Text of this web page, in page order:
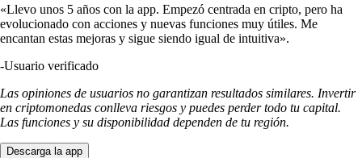
«Llevo unos 5 años con la app. Empezó centrada en cripto, pero ha
evolucionado con acciones y nuevas funciones muy útiles. Me
encantan estas mejoras y sigue siendo igual de intuitiva».
-Usuario verificado
Las opiniones de usuarios no garantizan resultados similares. Invertir
en criptomonedas conlleva riesgos y puedes perder todo tu capital.
Las funciones y su disponibilidad dependen de tu región.
Descarga la app